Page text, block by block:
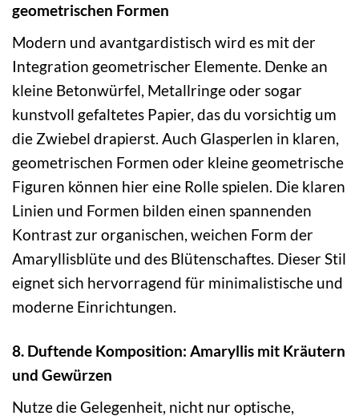
geometrischen Formen
Modern und avantgardistisch wird es mit der
Integration geometrischer Elemente. Denke an
kleine Betonwürfel, Metallringe oder sogar
kunstvoll gefaltetes Papier, das du vorsichtig um
die Zwiebel drapierst. Auch Glasperlen in klaren,
geometrischen Formen oder kleine geometrische
Figuren können hier eine Rolle spielen. Die klaren
Linien und Formen bilden einen spannenden
Kontrast zur organischen, weichen Form der
Amaryllisblüte und des Blütenschaftes. Dieser Stil
eignet sich hervorragend für minimalistische und
moderne Einrichtungen.
8. Duftende Komposition: Amaryllis mit Kräutern
und Gewürzen
Nutze die Gelegenheit, nicht nur optische,